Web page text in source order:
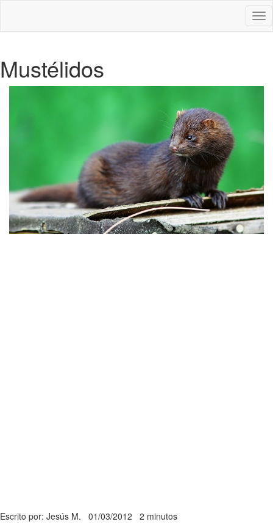
Mustélidos
Escrito por: Jesús M. 01/03/2012 2 minutos